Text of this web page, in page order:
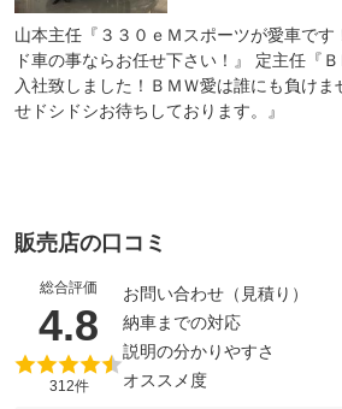
山本主任『３３０ｅＭスポーツが愛車です
ド車の事ならお任せ下さい！』 定主任『
入社致しました！ＢＭＷ愛は誰にも負け
せドシドシお待ちしております。』
販売店の口コミ
総合評価
4.8 （5点満点中
312件
お問い合わせ（見積り）
納車までの対応
説明の分かりやすさ
オススメ度